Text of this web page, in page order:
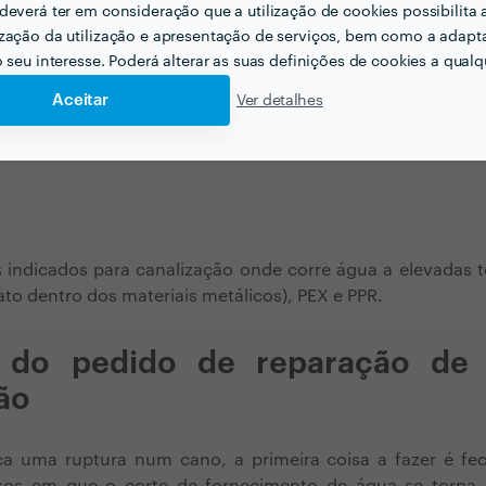
ter em consideração que a utilização de cookies possibilita
da utilização e apresentação de serviços, bem como a
seu interesse. Poderá alterar as suas definições de cookies a
Aceitar Ver detalhes
da água são duas variáveis cruciais avaliadas
Os materiais escolhidos podem se os seguintes:
indicados para canalização onde corre água a elevadas
dentro dos materiais metálicos), PEX e PPR.
do pedido de reparação de
uma ruptura num cano, a primeira coisa a fazer é